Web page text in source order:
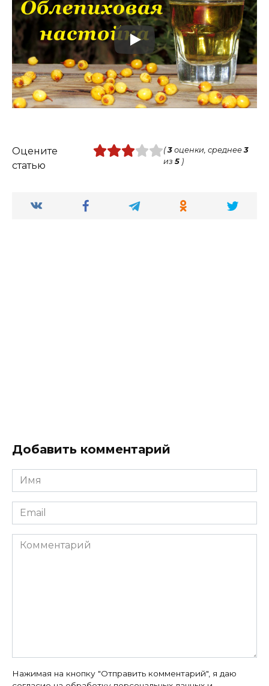
Оцените
статью
(3оценки, среднее3
из 5)
Добавить комментарий
Имя
*
Email
*
Комментарий
Нажимая на кнопку "Отправить комментарий", я даю